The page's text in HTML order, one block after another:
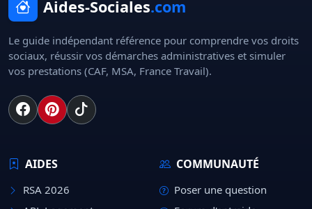
Aides-Sociales.com
Le guide indépendant référence pour comprendre vos droits
sociaux, réussir vos démarches administratives et simuler
vos prestations (CAF, MSA, France Travail).
AIDES
RSA 2026
COMMUNAUTÉ
Poser une question